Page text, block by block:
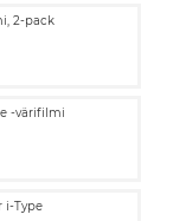
2-pack
-värifilmi
i-Type